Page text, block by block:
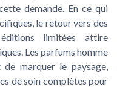
demande. En ce qui
le retour vers des
limitées attire
Les parfums homme
marquer le paysage,
de soin complètes pour